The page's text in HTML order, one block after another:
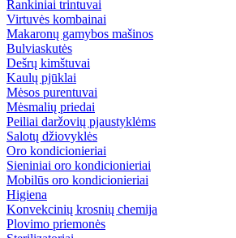
Rankiniai trintuvai
Virtuvės kombainai
Makaronų gamybos mašinos
Bulviaskutės
Dešrų kimštuvai
Kaulų pjūklai
Mėsos purentuvai
Mėsmalių priedai
Peiliai daržovių pjaustyklėms
Salotų džiovyklės
Oro kondicionieriai
Sieniniai oro kondicionieriai
Mobilūs oro kondicionieriai
Higiena
Konvekcinių krosnių chemija
Plovimo priemonės